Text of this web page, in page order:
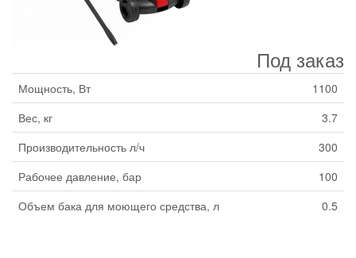
Под заказ
Мощность, Вт
1100
Вес, кг
3.7
Производительность л/ч
300
Рабочее давление, бар
100
Объем бака для моющего средства, л
0.5